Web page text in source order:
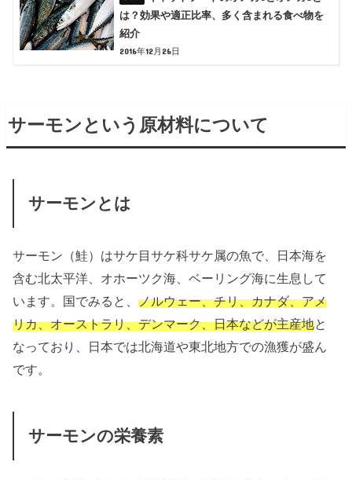
は？効果や適正比率、多く含まれる食べ物を
紹介
2016年12月26日
サーモンという原材料について
サーモンとは
サーモン（鮭）はサケ目サケ科サケ属の魚で、日本海を
含む北太平洋、オホーツク海、ベーリング海に生息して
います。国でみると、ノルウェー、チリ、カナダ、アメ
リカ、オーストラリ、デンマーク、日本などが主産地と
なっており、日本では北海道や東北地方での漁獲が盛ん
です。
サーモンの栄養素